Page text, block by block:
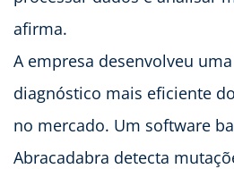
afirma.
A empresa desenvolveu
diagnóstico mais eficiente
no mercado. Um software
Abracadabra detecta